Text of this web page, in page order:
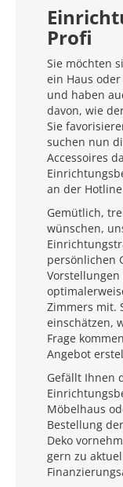
Profi
Sie möchten
ein Haus
und haben
davon, wie
Sie
suchen nun
Accessoires
an der
Gemütlich,
wünschen,
persönlichen
Zimmers mit.
einschätzen,
Frage
Angebot
Gefällt Ihnen
Möbelhaus
Bestellung
Deko
gern zu